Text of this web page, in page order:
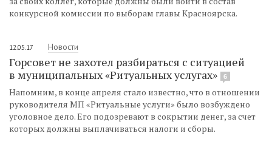
конкурсной комиссии по выборам главы Красноярска.
12.05.17 Новости
Горсовет не захотел разбираться с ситуацией
в муниципальных «Ритуальных услугах»
6
Напомним, в конце апреля стало известно, что в отношении
руководителя МП «Ритуальные услуги» было возбуждено
уголовное дело. Его подозревают в сокрытии денег, за счет
которых должны выплачиваться налоги и сборы.